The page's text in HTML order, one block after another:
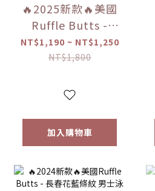
🔥2025新款🔥美國
Ruffle Butts -
「海軍藍/白色/薄荷
色/鯨魚之友」 長袖
定】
NT$1,190 ~ NT$1,250
NT$1,800
加入購物車